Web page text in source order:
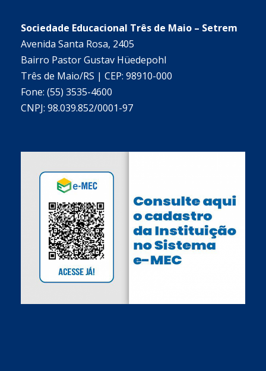
Sociedade Educacional Três de Maio – Setrem
Avenida Santa Rosa, 2405
Bairro Pastor Gustav Hüedepohl
Três de Maio/RS | CEP: 98910-000
Fone: (55) 3535-4600
CNPJ: 98.039.852/0001-97